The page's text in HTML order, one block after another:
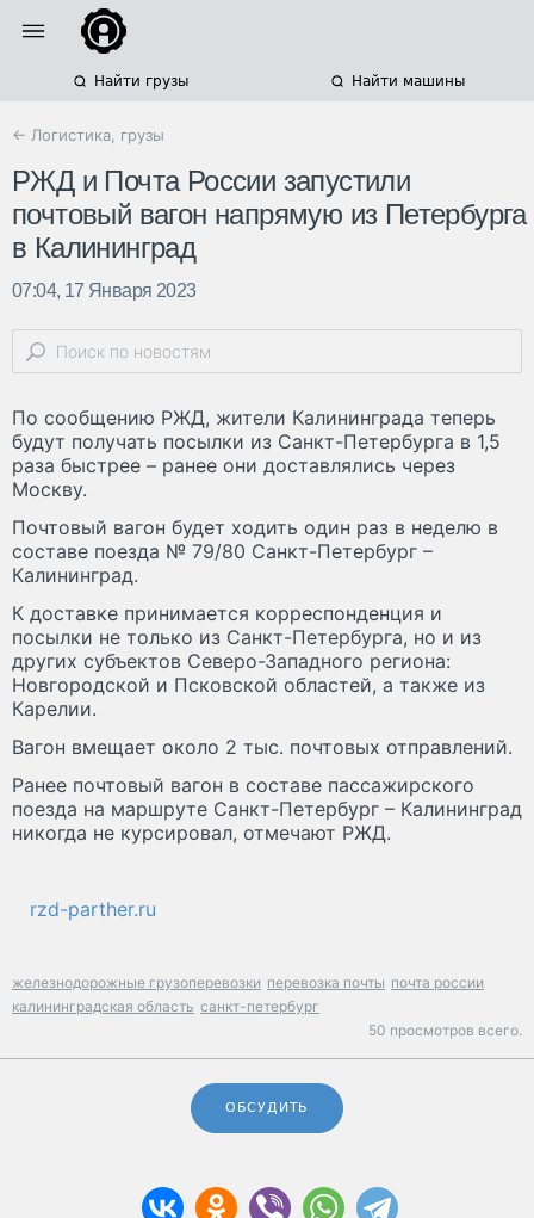
Найти грузы Найти машины
← Логистика, грузы
РЖД и Почта России запустили
почтовый вагон напрямую из Петербурга
в Калининград
07:04, 17 Января 2023
По сообщению РЖД, жители Калининграда теперь
будут получать посылки из Санкт-Петербурга в 1,5
раза быстрее – ранее они доставлялись через
Москву.
Почтовый вагон будет ходить один раз в неделю в
составе поезда № 79/80 Санкт-Петербург –
Калининград.
К доставке принимается корреспонденция и
посылки не только из Санкт-Петербурга, но и из
других субъектов Северо-Западного региона:
Новгородской и Псковской областей, а также из
Карелии.
Вагон вмещает около 2 тыс. почтовых отправлений.
Ранее почтовый вагон в составе пассажирского
поезда на маршруте Санкт-Петербург – Калининград
никогда не курсировал, отмечают РЖД.
rzd-parther.ru
железнодорожные грузоперевозки перевозка почты почта россии
калининградская область санкт-петербург
50 просмотров всего.
ОБСУДИТЬ